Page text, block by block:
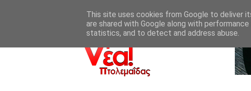
ΑΓΓΕΛΙΕΣ ΠΤΟΛΕΜΑΪΔΑΣ
This site uses cookies from Google to deliver
are shared with Google along with
statistics, and to detect and address abuse.